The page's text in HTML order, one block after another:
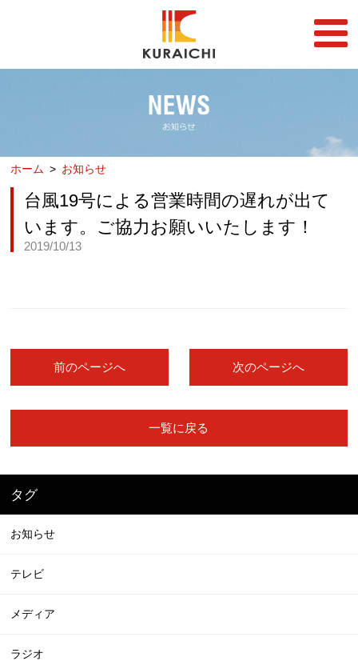
FRANCHISE
店舗一覧
丼店一覧
DON STORE
COMPANY
採用情報
RECRUIT
ホーム お知らせ
台風19号による営業時間の遅れが出て
います。ご協力お願いいたします！
2019/10/13
前のページへ
一覧に戻る
次のページへ
タグ
お知らせ
テレビ
メディア
ラジオ